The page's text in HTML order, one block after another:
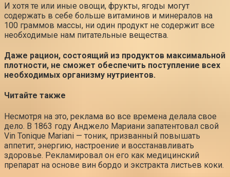
И хотя те или иные овощи, фрукты, ягоды могут
содержать в себе больше витаминов и минералов на
100 граммов массы, ни один продукт не содержит все
необходимые нам питательные вещества.
Даже рацион, состоящий из продуктов максимальной
плотности, не сможет обеспечить поступление всех
необходимых организму нутриентов.
Читайте также
Несмотря на это, реклама во все времена делала свое
дело. В 1863 году Анджело Мариани запатентовал свой
Vin Tonique Mariani — тоник, призванный повышать
аппетит, энергию, настроение и восстанавливать
здоровье. Рекламировал он его как медицинский
препарат на основе вин бордо и экстракта листьев коки.